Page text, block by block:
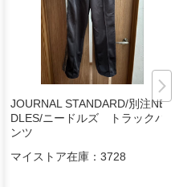
JOURNAL STANDARD/別注NEE
DLES/ニードルズ トラックパ
ンツ
マイストア在庫： 3728